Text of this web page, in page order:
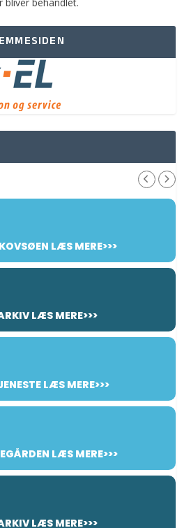
LÆS MERE>>>
LÆS MERE>>>
LÆS MERE>>>
LÆS MERE>>>
LÆS MERE>>>